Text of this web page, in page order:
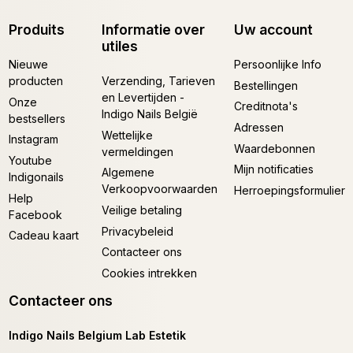
Produits
Nieuwe
producten
Onze
bestsellers
Instagram
Youtube
Indigonails
Help
Facebook
Cadeau kaart
Informatie over
utiles
Verzending, Tarieven
en Levertijden -
Indigo Nails België
Wettelijke
vermeldingen
Algemene
Verkoopvoorwaarden
Veilige betaling
Privacybeleid
Contacteer ons
Cookies intrekken
Uw account
Persoonlijke Info
Bestellingen
Creditnota's
Adressen
Waardebonnen
Mijn notificaties
Herroepingsformulier
Contacteer ons
Indigo Nails Belgium Lab Estetik